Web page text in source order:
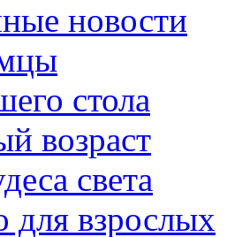
новости
стола
возраст
света
для взрослых